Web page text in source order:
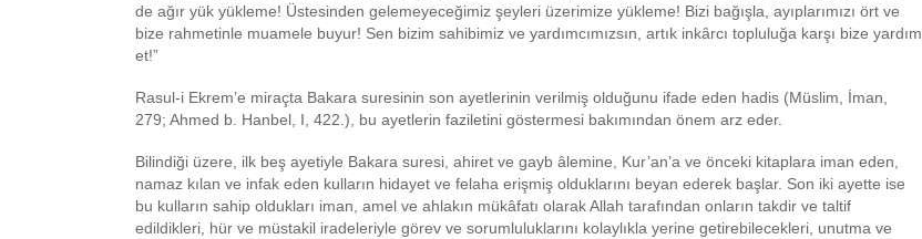
de ağır yük yükleme! Üstesinden gelemeyeceğimiz şeyleri üzerimize yükleme! Bizi bağışla, ayıplarımızı ört ve
bize rahmetinle muamele buyur! Sen bizim sahibimiz ve yardımcımızsın, artık inkârcı topluluğa karşı bize yardım
et!”
Rasul-i Ekrem’e miraçta Bakara suresinin son ayetlerinin verilmiş olduğunu ifade eden hadis (Müslim, İman,
279; Ahmed b. Hanbel, I, 422.), bu ayetlerin faziletini göstermesi bakımından önem arz eder.
Bilindiği üzere, ilk beş ayetiyle Bakara suresi, ahiret ve gayb âlemine, Kur’an’a ve önceki kitaplara iman eden,
namaz kılan ve infak eden kulların hidayet ve felaha erişmiş olduklarını beyan ederek başlar. Son iki ayette ise
bu kulların sahip oldukları iman, amel ve ahlakın mükâfatı olarak Allah tarafından onların takdir ve taltif
edildikleri, hür ve müstakil iradeleriyle görev ve sorumluluklarını kolaylıkla yerine getirebilecekleri, unutma ve